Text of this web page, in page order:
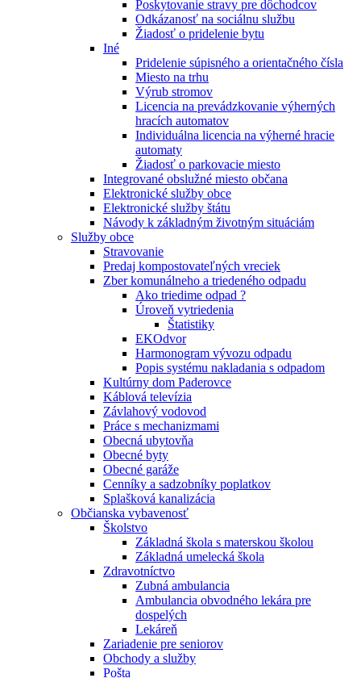
Poskytovanie stravy pre dôchodcov
Odkázanosť na sociálnu službu
Žiadosť o pridelenie bytu
Iné
Pridelenie súpisného a orientačného čísla
Miesto na trhu
Výrub stromov
Licencia na prevádzkovanie výherných
hracích automatov
Individuálna licencia na výherné hracie
automaty
Žiadosť o parkovacie miesto
Integrované obslužné miesto občana
Elektronické služby obce
Elektronické služby štátu
Návody k základným životným situáciám
Služby obce
Stravovanie
Predaj kompostovateľných vreciek
Zber komunálneho a triedeného odpadu
Ako triedime odpad ?
Úroveň vytriedenia
Štatistiky
EKOdvor
Harmonogram vývozu odpadu
Popis systému nakladania s odpadom
Kultúrny dom Paderovce
Káblová televízia
Závlahový vodovod
Práce s mechanizmami
Obecná ubytovňa
Obecné byty
Obecné garáže
Cenníky a sadzobníky poplatkov
Splašková kanalizácia
Občianska vybavenosť
Školstvo
Základná škola s materskou školou
Základná umelecká škola
Zdravotníctvo
Zubná ambulancia
Ambulancia obvodného lekára pre
dospelých
Lekáreň
Zariadenie pre seniorov
Obchody a služby
Pošta